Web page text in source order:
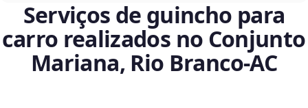
Serviços de guincho para
carro realizados no Conjunto
Mariana, Rio Branco‑AC